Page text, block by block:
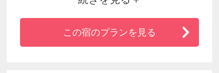
とやすらぎに満ちた滞在をお約束いたします！
◆英国王室御用達のスランバーランド社製ベッ
ド使用した客室では更なる心地よいホテルステ
この宿のプランを見る